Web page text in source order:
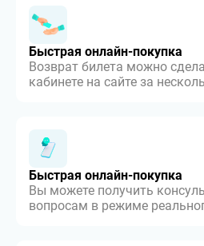
Быстрая онлайн-покупка
Возврат билета можно
кабинете на сайте за
Быстрая онлайн-покупка
Вы можете получить
вопросам в режиме